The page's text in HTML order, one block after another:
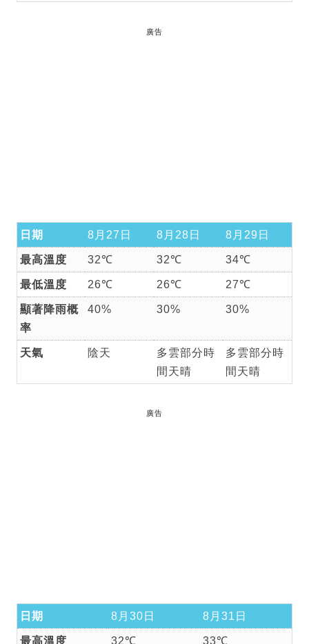
廣告
日期 8月27日 8月28日 8月29日
最高溫度 32℃ 32℃ 34℃
最低溫度 26℃ 26℃ 27℃
顯著降雨概
率
40% 30% 30%
天氣 陰天
多雲部分時
間天晴
多雲部分時
間天晴
廣告
日期 8月30日 8月31日
最高溫度 32℃ 33℃